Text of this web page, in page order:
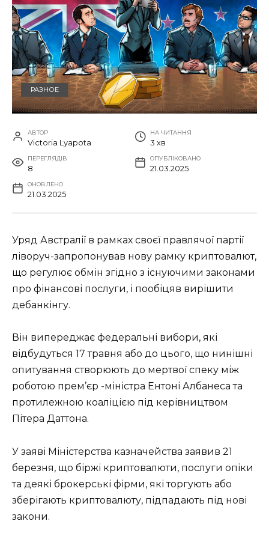
РАЗНОЕ
АВТОР
Victoria Lyapota
НА ЧИТАННЯ
3 хв
ПЕРЕГЛЯДІВ
8
ОПУБЛІКОВАНО
21.03.2025
ОНОВЛЕНО
21.03.2025
Уряд Австралії в рамках своєї правлячої партії
ліворуч-запропонував нову рамку криптовалют,
що регулює обмін згідно з існуючими законами
про фінансові послуги, і пообіцяв вирішити
дебанкінгу.
Він випереджає федеральні вибори, які
відбудуться 17 травня або до цього, що нинішні
опитування створюють до мертвої спеку між
роботою прем’єр -міністра Ентоні Албанеса та
протилежною коаліцією під керівництвом
Пітера Даттона.
У заяві Міністерства казначейства заявив 21
березня, що біржі криптовалюти, послуги опіки
та деякі брокерські фірми, які торгують або
зберігають криптовалюту, підпадають під нові
закони.